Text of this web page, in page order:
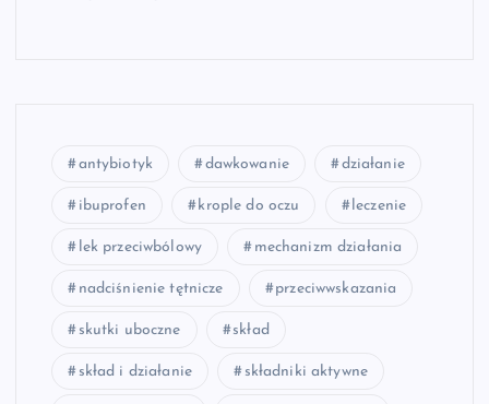
antybiotyk dawkowanie działanie
ibuprofen krople do oczu leczenie
lek przeciwbólowy mechanizm działania
nadciśnienie tętnicze przeciwwskazania
skutki uboczne skład
skład i działanie składniki aktywne